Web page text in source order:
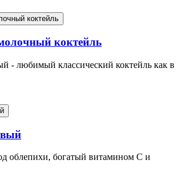
коктейль
- любимый классический коктейль как в
облепихи, богатый витамином С и